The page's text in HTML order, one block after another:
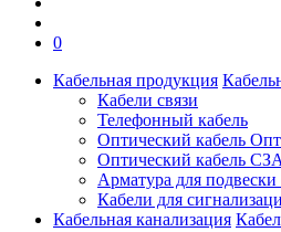
0
Кабельная продукция
Кабели связи
Телефонный кабель
Оптический кабель
Оптический кабель
Арматура для подвески
Кабели для
Кабельная канализация